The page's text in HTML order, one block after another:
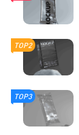
TOP2
TOP3